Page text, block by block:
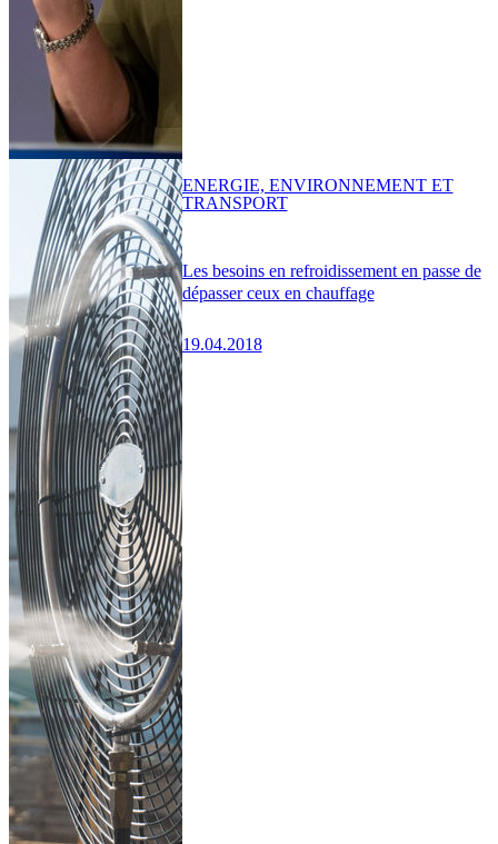
Les besoins en refroidissement en passe de
dépasser ceux en chauffage
19.04.2018
ENERGIE, ENVIRONNEMENT ET
TRANSPORT